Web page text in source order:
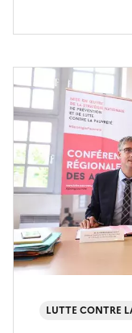
LUTTE CONTRE